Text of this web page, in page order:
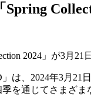
Spring
2024」が3月21
は、2024年3月21
を通じてさまざ